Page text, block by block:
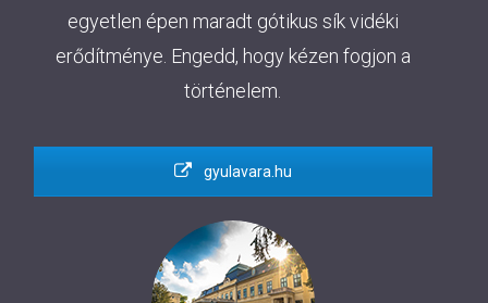
egyetlen épen maradt gótikus sík vidéki
erődítménye. Engedd, hogy kézen fogjon a
történelem.
gyulavara.hu